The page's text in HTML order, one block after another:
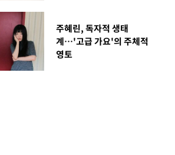
주혜린, 독자적 생태
계…'고급 가요'의 주체적
영토